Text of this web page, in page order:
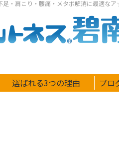
・肩こり・腰痛・メタボ解消に最適なア
選ばれる3つの理由 プロ